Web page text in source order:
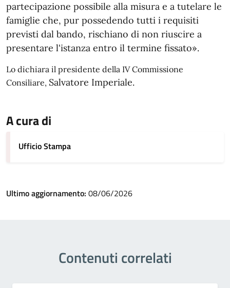
partecipazione possibile alla misura e a tutelare le
famiglie che, pur possedendo tutti i requisiti
previsti dal bando, rischiano di non riuscire a
presentare l'istanza entro il termine fissato».
Lo dichiara il presidente della IV Commissione
Consiliare, Salvatore Imperiale.
A cura di
Ufficio Stampa
Ultimo aggiornamento: 08/06/2026
Contenuti correlati